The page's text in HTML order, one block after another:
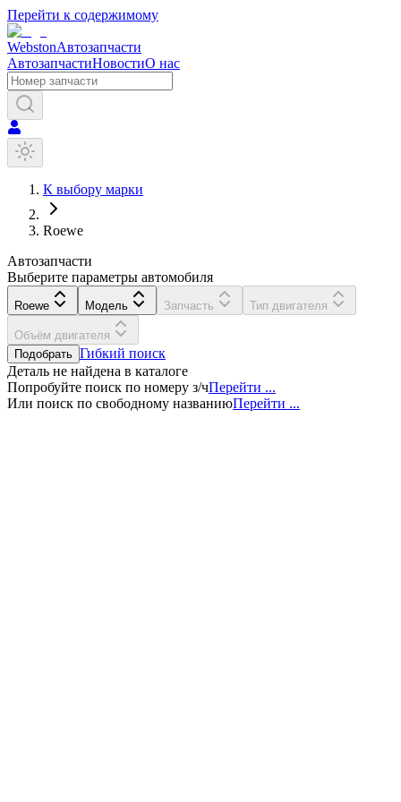
Перейти к содержимому
WebstonАвтозапчасти
АвтозапчастиНовостиО нас
К выбору марки
Roewe
Автозапчасти
Выберите параметры автомобиля
Roewe Модель Запчасть Тип двигателя
Объём двигателя
Подобрать Гибкий поиск
Деталь не найдена в каталоге
Попробуйте поиск по номеру з/чПерейти ...
Или поиск по свободному названиюПерейти ...